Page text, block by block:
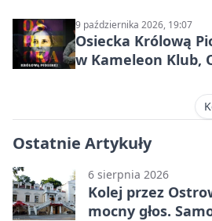
9 października 2026, 19:07
Osiecka Królową
w Kameleon Klub,
Ostatnie Artykuły
6 sierpnia 2026
Kolej przez
mocny głos.